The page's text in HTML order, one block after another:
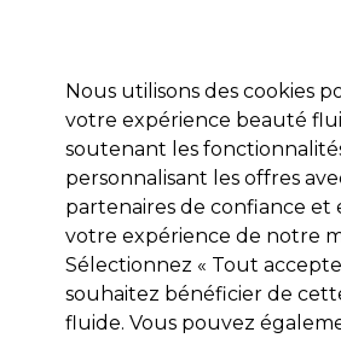
Se
Marques Bons plans Coiffure
Livraison et délais
lire la suite
Salon System
Salon System Pro Fan
Nous utilisons des cookies
votre expérience beauté
soutenant les
personnalisant les offres
partenaires de confiance et
votre expérience de notre
Sélectionnez « Tout
souhaitez bénéficier de
fluide. Vous pouvez